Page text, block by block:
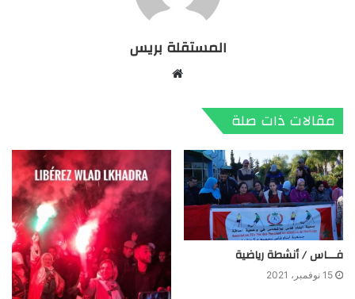
المستقلة بريس
مقالات ذات صلة
فـــاس / أنشطة رياضية
15 نوفمبر، 2021